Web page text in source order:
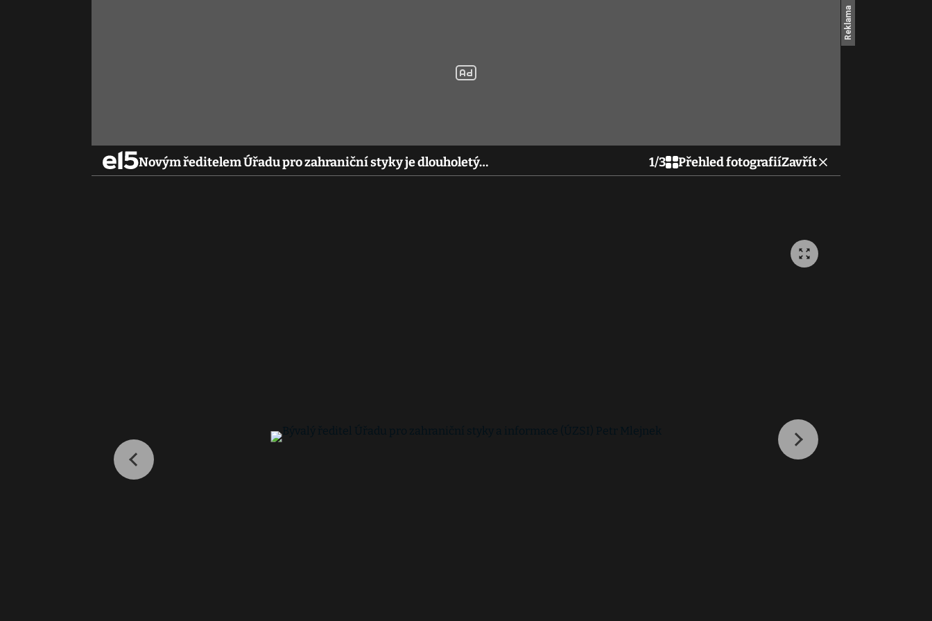
Novým ředitelem Úřadu pro zahraniční styky je dlouholetý… 1/3 Přehled fotografiíZavřít